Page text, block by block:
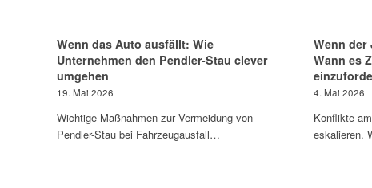
Wenn das Auto ausfällt: Wie
Unternehmen den Pendler-Stau clever
umgehen
19. Mai 2026
Wichtige Maßnahmen zur Vermeidung von
Pendler-Stau bei Fahrzeugausfall…
Wenn der
Wann es
4. Mai 2026
Konflikte
eskalieren.